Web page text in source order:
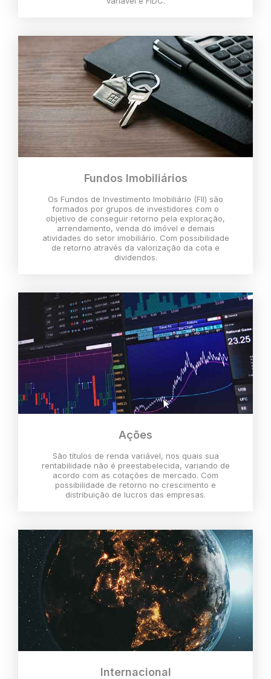
Fundos Imobiliários
Os Fundos de Investimento Imobiliário (FII) são
formados por grupos de investidores com o
objetivo de conseguir retorno pela exploração,
arrendamento, venda do imóvel e demais
atividades do setor imobiliário. Com possibilidade
de retorno através da valorização da cota e
dividendos.
Ações
São títulos de renda variável, nos quais sua
rentabilidade não é preestabelecida, variando de
acordo com as cotações de mercado. Com
possibilidade de retorno no crescimento e
distribuição de lucros das empresas.
Internacional